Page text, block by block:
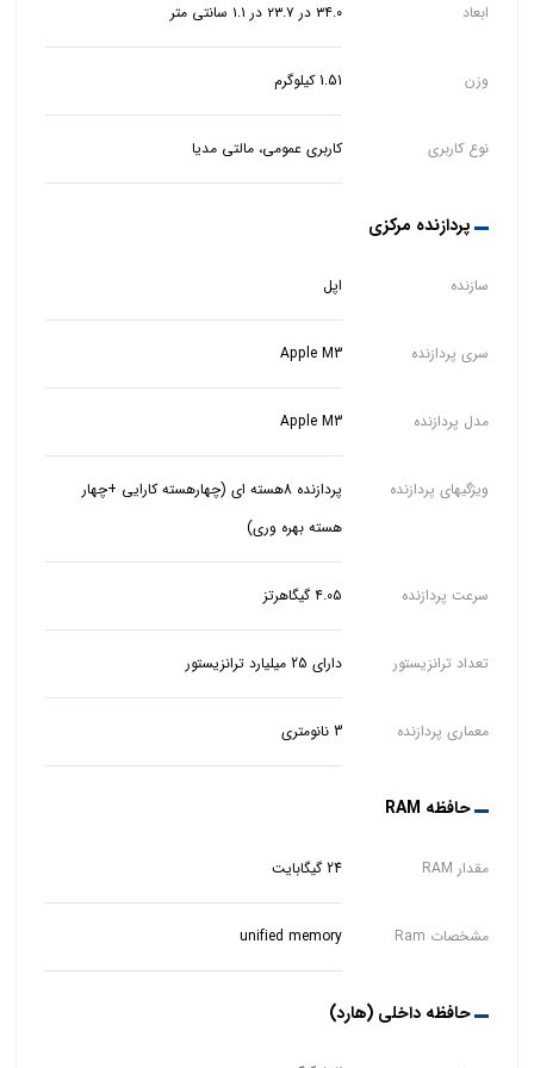
ابعاد ۳۴.۰ در ۲۳.۷ در ۱.۱ سانتی متر
وزن 1.51 کیلوگرم
نوع کاربری کاربری عمومی، مالتی مدیا
پردازنده مرکزی
سازنده اپل
سری پردازنده Apple M3
مدل پردازنده Apple M3
ویژگیهای پردازنده
پردازنده 8هسته ای (چهارهسته کارایی +چهار
هسته بهره وری)
سرعت پردازنده ۴.۰۵ گیگاهرتز
تعداد ترانزیستور دارای 25 میلیارد ترانزیستور
معماری پردازنده 3 نانومتری
حافظه RAM
مقدار RAM 24 گیگابایت
مشخصات Ram unified memory
حافظه داخلی (هارد)